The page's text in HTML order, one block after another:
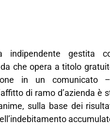
gestita
che opera a titolo
in un comunicato
di ramo d’azienda è
sulla base dei